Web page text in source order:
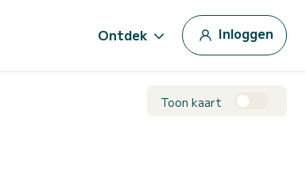
Ontdek Inloggen
Toon kaart